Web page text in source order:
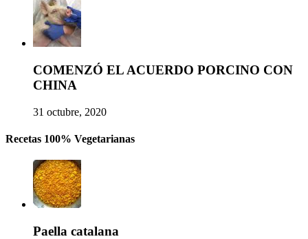
COMENZÓ EL ACUERDO PORCINO CON
CHINA
31 octubre, 2020
Recetas 100% Vegetarianas
Paella catalana